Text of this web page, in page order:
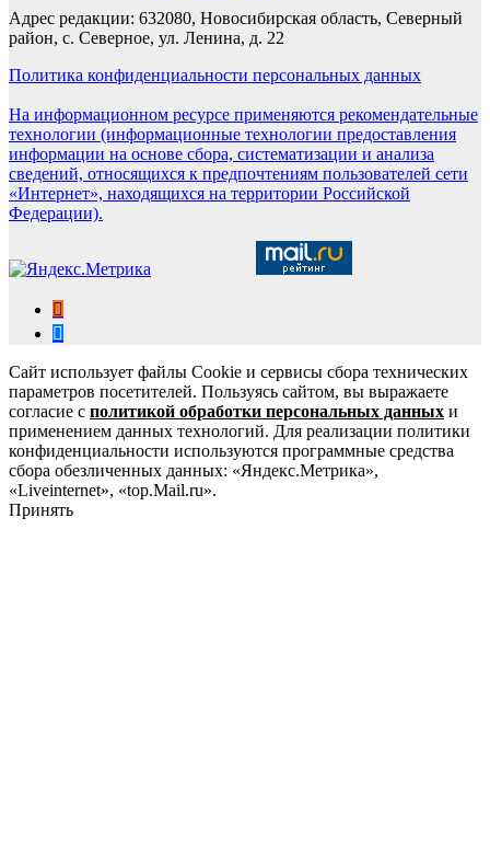
Адрес редакции: 632080, Новосибирская область, Северный
район, с. Северное, ул. Ленина, д. 22
Политика конфиденциальности персональных данных
На информационном ресурсе применяются рекомендательные
технологии (информационные технологии предоставления
информации на основе сбора, систематизации и анализа
сведений, относящихся к предпочтениям пользователей сети
«Интернет», находящихся на территории Российской
Федерации).
Сайт использует файлы Cookie и сервисы сбора технических
параметров посетителей. Пользуясь сайтом, вы выражаете
согласие с политикой обработки персональных данных и
применением данных технологий. Для реализации политики
конфиденциальности используются программные средства
сбора обезличенных данных: «Яндекс.Метрика»,
«Liveinternet», «top.Mail.ru».
Принять